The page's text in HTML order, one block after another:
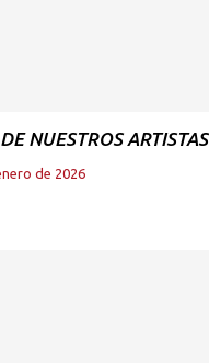
NUESTROS ARTISTAS
de 2026